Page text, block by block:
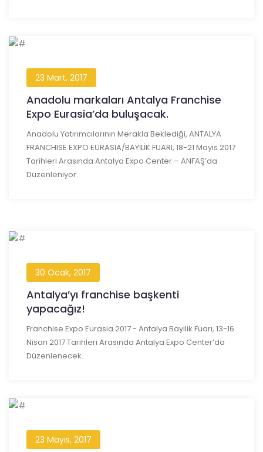
23 Mart, 2017
Anadolu markaları Antalya Franchise
Expo Eurasia’da buluşacak.
Anadolu Yatırımcılarının Merakla Beklediği, ANTALYA
FRANCHISE EXPO EURASIA/BAYİLİK FUARI, 18-21 Mayıs 2017
Tarihleri Arasında Antalya Expo Center – ANFAŞ’da
Düzenleniyor.
30 Ocak, 2017
Antalya’yı franchise başkenti
yapacağız!
Franchise Expo Eurasia 2017 - Antalya Bayilik Fuarı, 13-16
Nisan 2017 Tarihleri Arasında Antalya Expo Center’da
Düzenlenecek.
23 Mayıs, 2017